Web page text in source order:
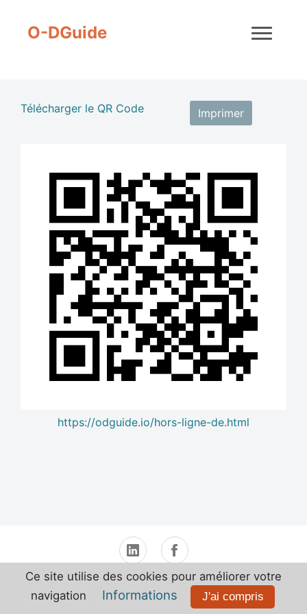
O-DGuide
Télécharger le QR Code
https://odguide.io/hors-ligne-de.html
i-Tego Mentions Légales Contact
© 2020-2026 i-Tego® SAS
Ce site utilise des cookies pour améliorer votre
navigation
Informations J'ai compris